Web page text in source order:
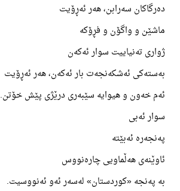
دەرگاکان سەرابن، هەر ئەڕۆیت
ماشێن و واگۆن و فڕۆکە
ژواری تەنیاییت سوار ئەکەن
بەستەکی ئەشکەنجەت بار ئەکەن، هەر ئەڕۆیت
ئەم خەون و هیوایە سێبەری درێژی پێش خۆتن.
سوار ئەبی
پەنجەرە ئەبێتە
ئاوێنەی هەڵماویی چارەنووس
بە پەنجە «کوردستان» لەسەر ئەو ئەنووسیت.